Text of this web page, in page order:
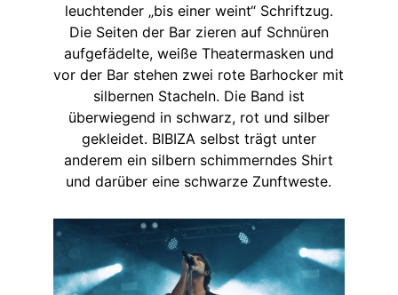
leuchtender „bis einer weint“ Schriftzug.
Die Seiten der Bar zieren auf Schnüren
aufgefädelte, weiße Theatermasken und
vor der Bar stehen zwei rote Barhocker mit
silbernen Stacheln. Die Band ist
überwiegend in schwarz, rot und silber
gekleidet. BIBIZA selbst trägt unter
anderem ein silbern schimmerndes Shirt
und darüber eine schwarze Zunftweste.